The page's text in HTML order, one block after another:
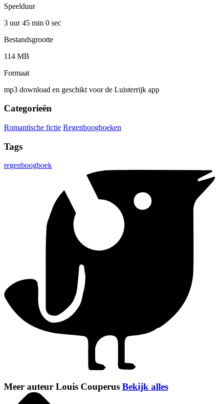
Speelduur
3 uur 45 min 0 sec
Bestandsgrootte
114 MB
Formaat
mp3 download en geschikt voor de Luisterrijk app
Categorieën
Romantische fictie Regenboogboeken
Tags
regenboogboek
Meer auteur Louis Couperus Bekijk alles